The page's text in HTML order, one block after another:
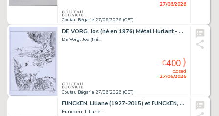
Coutau Bégarie 27/06/2026 (CET)
27/06/2026
DE VORG, Jos (né en 1976) Métal Hurlant - Exolove,...
De Vorg, Jos (Né...
Coutau Bégarie 27/06/2026 (CET)
closed
27/06/2026
€400
FUNCKEN, Liliane (1927-2015) et FUNCKEN, Fred (1921-2013) Capitan...
Funcken, Liliane...